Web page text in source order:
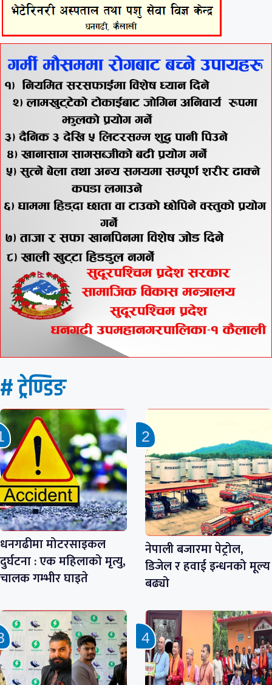
# ट्रेण्डिङ
धनगढीमा मोटरसाइकल
दुर्घटना : एक महिलाको मृत्यु,
चालक गम्भीर घाइते
नेपाली बजारमा पेट्रोल,
डिजेल र हवाई इन्धनको मूल्य
बढ्यो